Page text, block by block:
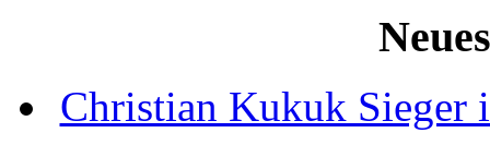
Christian Kukuk